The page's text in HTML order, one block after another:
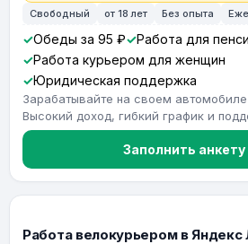
Свободный от 18 лет Без опыта
Обеды за 95 ₽
Работа для
Работа курьером для женщин
Юридическая поддержка
Зарабатывайте на своем
Высокий доход, гибкий график и
Заполнить анкету
Работа велокурьером в Яндекс